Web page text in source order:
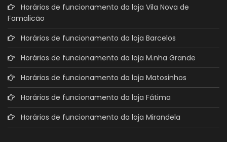
Horários de funcionamento da loja Vila Nova de
Famalicão
Horários de funcionamento da loja Barcelos
Horários de funcionamento da loja M.nha Grande
Horários de funcionamento da loja Matosinhos
Horários de funcionamento da loja Fátima
Horários de funcionamento da loja Mirandela